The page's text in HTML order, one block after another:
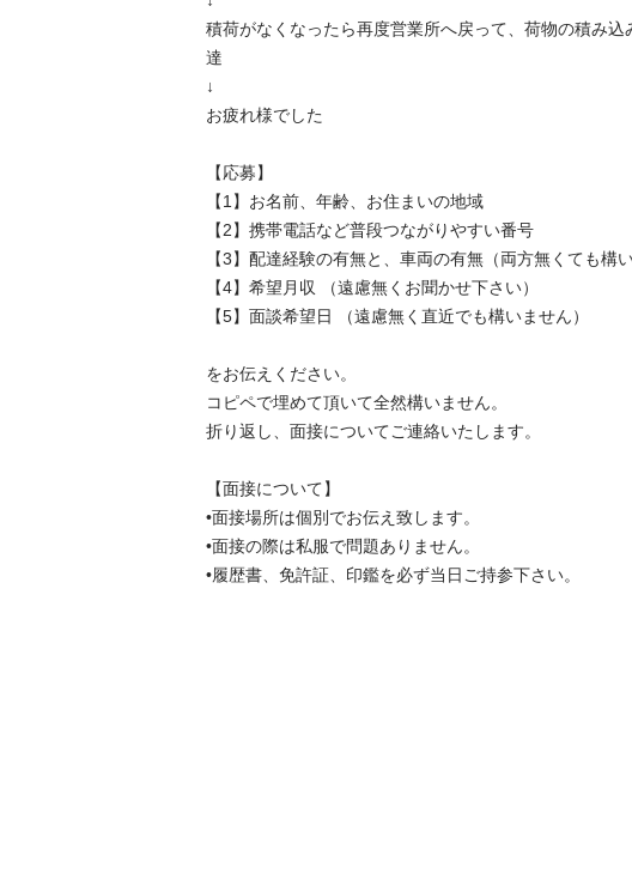
積荷がなくなったら再度営業所へ戻って、荷物の積み込
達
↓
お疲れ様でした
【応募】
【1】お名前、年齢、お住まいの地域
【2】携帯電話など普段つながりやすい番号
【3】配達経験の有無と、車両の有無（両方無くても構い
【4】希望月収 （遠慮無くお聞かせ下さい）
【5】面談希望日 （遠慮無く直近でも構いません）
をお伝えください。
コピペで埋めて頂いて全然構いません。
折り返し、面接についてご連絡いたします。
【面接について】
•面接場所は個別でお伝え致します。
•面接の際は私服で問題ありません。
•履歴書、免許証、印鑑を必ず当日ご持参下さい。